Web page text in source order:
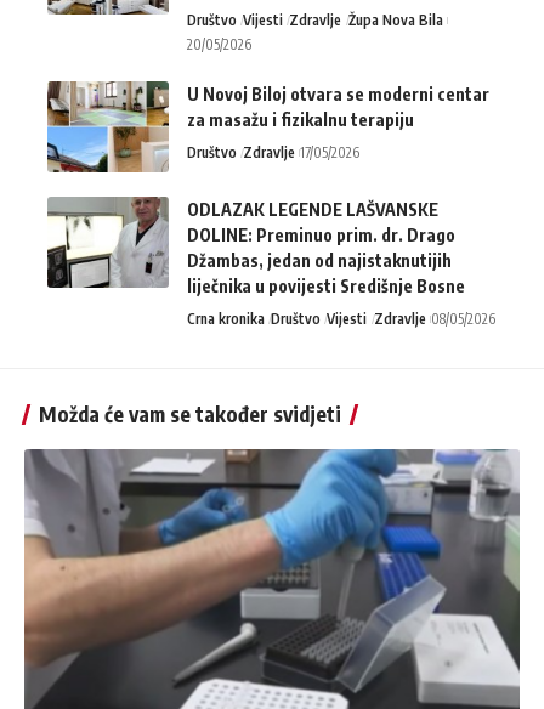
Društvo Vijesti Zdravlje Župa Nova Bila
20/05/2026
U Novoj Biloj otvara se moderni centar
za masažu i fizikalnu terapiju
Društvo Zdravlje 17/05/2026
ODLAZAK LEGENDE LAŠVANSKE
DOLINE: Preminuo prim. dr. Drago
Džambas, jedan od najistaknutijih
liječnika u povijesti Središnje Bosne
Crna kronika Društvo Vijesti Zdravlje 08/05/2026
Možda će vam se također svidjeti